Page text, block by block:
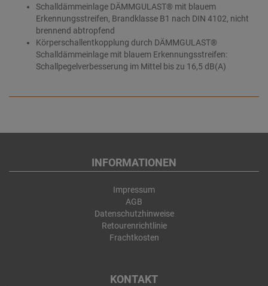
Schalldämmeinlage DÄMMGULAST® mit blauem
Erkennungsstreifen, Brandklasse B1 nach DIN 4102, nicht
brennend abtropfend
Körperschallentkopplung durch DÄMMGULAST®
Schalldämmeinlage mit blauem Erkennungsstreifen:
Schallpegelverbesserung im Mittel bis zu 16,5 dB(A)
INFORMATIONEN
Impressum
AGB
Datenschutzhinweise
Retourenrichtlinie
Frachtkosten
KONTAKT